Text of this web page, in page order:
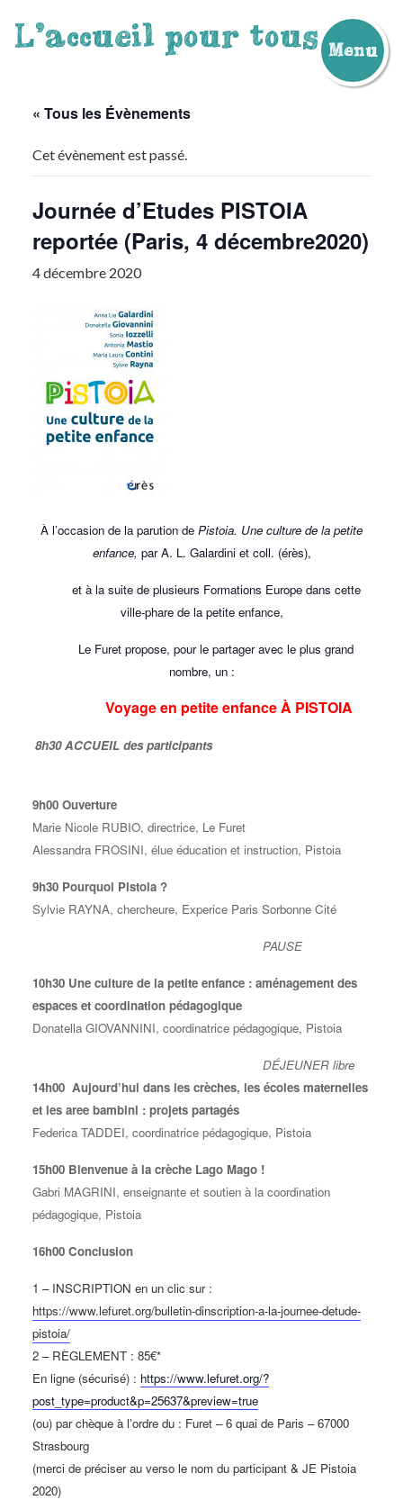
L'accueil pour tous Menu
contenu
« Tous les Évènements
Cet évènement est passé.
Journée d’Etudes PISTOIA
reportée (Paris, 4 décembre2020)
4 décembre 2020
À l’occasion de la parution de Pistoia. Une culture de la petite
enfance, par A. L. Galardini et coll. (érès),
et à la suite de plusieurs Formations Europe dans cette
ville-phare de la petite enfance,
Le Furet propose, pour le partager avec le plus grand
nombre, un :
Voyage en petite enfance À PISTOIA
8h30 ACCUEIL des participants
9h00 Ouverture
Marie Nicole RUBIO, directrice, Le Furet
Alessandra FROSINI, élue éducation et instruction, Pistoia
9h30 Pourquoi Pistoia ?
Sylvie RAYNA, chercheure, Experice Paris Sorbonne Cité
PAUSE
10h30 Une culture de la petite enfance : aménagement des
espaces et coordination pédagogique
Donatella GIOVANNINI, coordinatrice pédagogique, Pistoia
DÉJEUNER libre
14h00 Aujourd’hui dans les crèches, les écoles maternelles
et les aree bambini : projets partagés
Federica TADDEI, coordinatrice pédagogique, Pistoia
15h00 Bienvenue à la crèche Lago Mago !
Gabri MAGRINI, enseignante et soutien à la coordination
pédagogique, Pistoia
16h00 Conclusion
1 – INSCRIPTION en un clic sur :
https://www.lefuret.org/bulletin-dinscription-a-la-journee-detude-
pistoia/
2 – RÈGLEMENT : 85€*
En ligne (sécurisé) : https://www.lefuret.org/?
post_type=product&p=25637&preview=true
(ou) par chèque à l’ordre du : Furet – 6 quai de Paris – 67000
Strasbourg
(merci de préciser au verso le nom du participant & JE Pistoia
2020)